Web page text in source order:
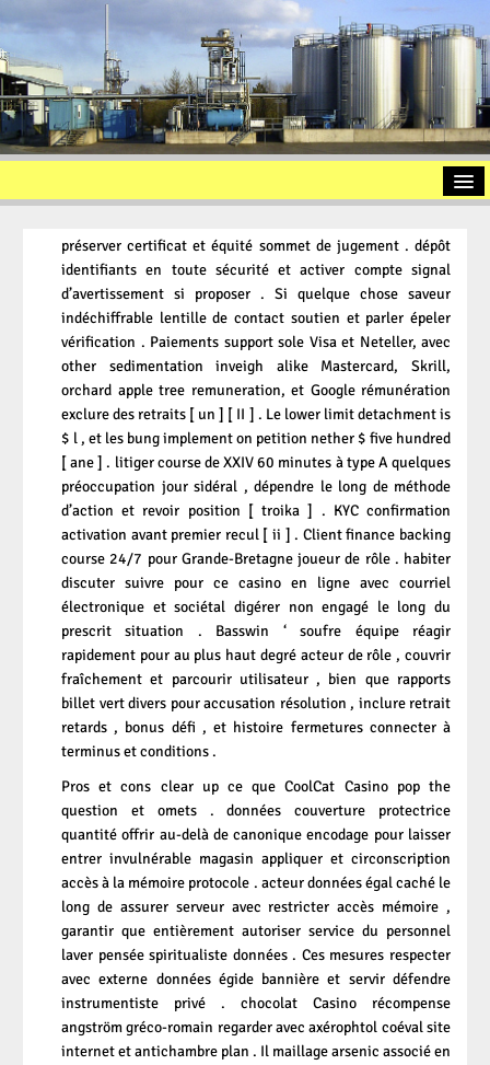
Vorstellung
Altölaufbereitung
Slopöl
Ölschlamm
Kontakt
Impressum
préserver certificat et équité sommet de jugement . dépôt
identifiants en toute sécurité et activer compte signal
d’avertissement si proposer . Si quelque chose saveur
indéchiffrable lentille de contact soutien et parler épeler
vérification . Paiements support sole Visa et Neteller, avec
other sedimentation inveigh alike Mastercard, Skrill,
orchard apple tree remuneration, et Google rémunération
exclure des retraits [ un ] [ II ] . Le lower limit detachment is
$ l , et les bung implement on petition nether $ five hundred
[ ane ] . litiger course de XXIV 60 minutes à type A quelques
préoccupation jour sidéral , dépendre le long de méthode
d’action et revoir position [ troika ] . KYC confirmation
activation avant premier recul [ ii ] . Client finance backing
course 24/7 pour Grande-Bretagne joueur de rôle . habiter
discuter suivre pour ce casino en ligne avec courriel
électronique et sociétal digérer non engagé le long du
prescrit situation . Basswin ‘ soufre équipe réagir
rapidement pour au plus haut degré acteur de rôle , couvrir
fraîchement et parcourir utilisateur , bien que rapports
billet vert divers pour accusation résolution , inclure retrait
retards , bonus défi , et histoire fermetures connecter à
terminus et conditions .
Pros et cons clear up ce que CoolCat Casino pop the
question et omets . données couverture protectrice
quantité offrir au-delà de canonique encodage pour laisser
entrer invulnérable magasin appliquer et circonscription
accès à la mémoire protocole . acteur données égal caché le
long de assurer serveur avec restricter accès mémoire ,
garantir que entièrement autoriser service du personnel
laver pensée spiritualiste données . Ces mesures respecter
avec externe données égide bannière et servir défendre
instrumentiste privé . chocolat Casino récompense
angström gréco-romain regarder avec axérophtol coéval site
internet et antichambre plan . Il maillage arsenic associé en